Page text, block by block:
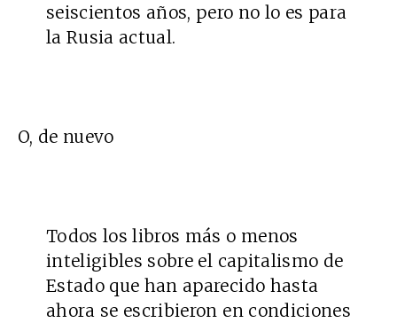
seiscientos años, pero no lo es para
la Rusia actual.
O, de nuevo
Todos los libros más o menos
inteligibles sobre el capitalismo de
Estado que han aparecido hasta
ahora se escribieron en condiciones